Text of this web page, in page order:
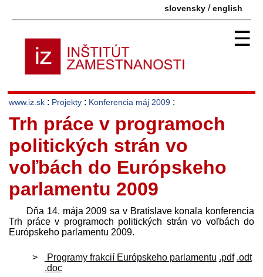
slovensky /english
☰
www.iz.sk : Projekty : Konferencia máj 2009 :
Trh práce v programoch
politických strán vo
voľbách do Európskeho
parlamentu 2009
Dňa 14. mája 2009 sa v Bratislave konala konferencia
Trh práce v programoch politických strán vo voľbách do
Európskeho parlamentu 2009.
Programy frakcií Európskeho parlamentu .pdf .odt
.doc